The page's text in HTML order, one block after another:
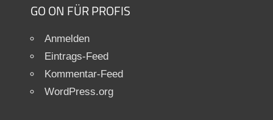
GO ON FÜR PROFIS
Anmelden
Eintrags-Feed
Kommentar-Feed
WordPress.org